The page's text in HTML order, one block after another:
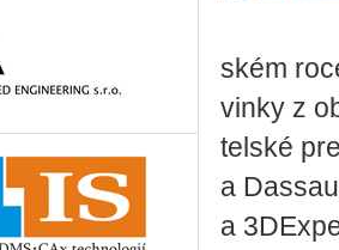
ském
vin­ky z
tel­ské
a
a